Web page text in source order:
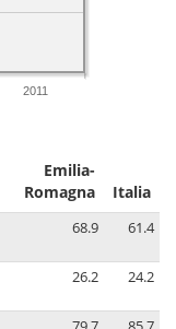
2011
Emilia-
Romagna
Italia
68.9 61.4
26.2 24.2